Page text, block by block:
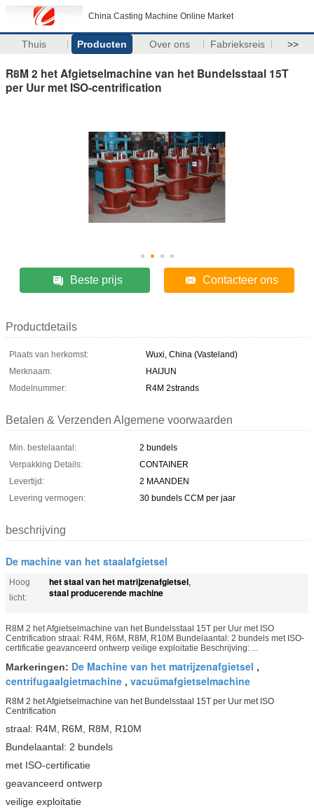
China Casting Machine Online Market
Thuis Producten Over ons Fabrieksreis >>
R8M 2 het Afgietselmachine van het Bundelsstaal 15T
per Uur met ISO-centrification
Beste prijs Contacteer ons
Productdetails
Plaats van herkomst:
Wuxi, China (Vasteland)
Merknaam:
HAIJUN
Modelnummer:
R4M 2strands
Betalen & Verzenden Algemene voorwaarden
Min. bestelaantal:
2 bundels
Verpakking Details:
CONTAINER
Levertijd:
2 MAANDEN
Levering vermogen:
30 bundels CCM per jaar
beschrijving
De machine van het staalafgietsel
Hoog
licht:
het staal van het matrijzenafgietsel,
staal producerende machine
R8M 2 het Afgietselmachine van het Bundelsstaal 15T per Uur met ISO
Centrification straal: R4M, R6M, R8M, R10M Bundelaantal: 2 bundels met ISO-
certificatie geavanceerd ontwerp veilige exploitatie Beschrijving: ...
Markeringen: De Machine van het matrijzenafgietsel ,
centrifugaalgietmachine , vacuümafgietselmachine
R8M 2 het Afgietselmachine van het Bundelsstaal 15T per Uur met ISO
Centrification
straal: R4M, R6M, R8M, R10M
Bundelaantal: 2 bundels
met ISO-certificatie
geavanceerd ontwerp
veilige exploitatie